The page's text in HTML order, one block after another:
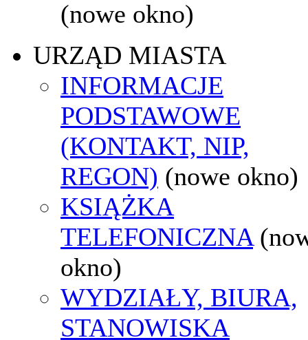
(nowe okno)
URZĄD MIASTA
INFORMACJE
PODSTAWOWE
(KONTAKT, NIP,
REGON) (nowe okno)
KSIĄŻKA
TELEFONICZNA
okno)
WYDZIAŁY, BIURA,
STANOWISKA